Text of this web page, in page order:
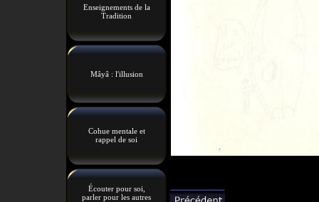
Enseignements de la
Tradition
Mâyâ : l'illusion
Cohue mentale et
rappel de soi
Écouter pour soi,
parler pour les autres